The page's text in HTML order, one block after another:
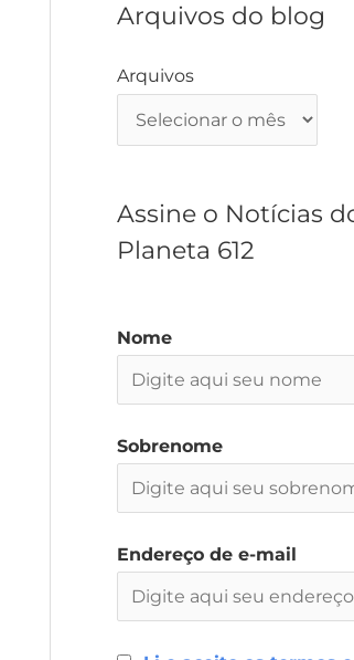
u
s
Arquivos do blog
Arquivos
Assine o Notícias
Planeta 612
Nome
Sobrenome
Endereço de e-mail